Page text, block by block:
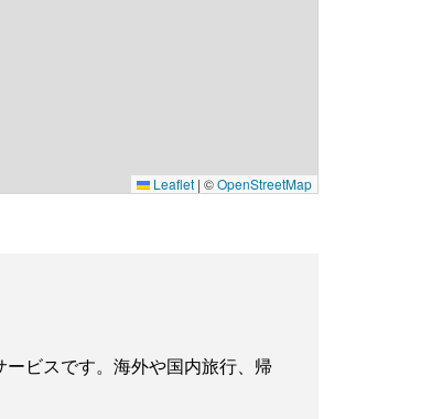
Leaflet | ©OpenStreetMap
ビスです。海外や国内旅行、帰